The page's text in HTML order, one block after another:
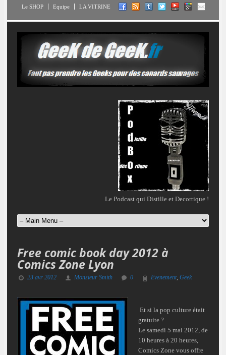
Le SHOP Equipe LA VITRINE
Le Podcast qui Distille et Decortique !
Free comic book day 2012 à
Comics Zone Lyon
23 avr 2012 Monsieur Smith 0 Evenement, Geek
Et si la pop culture était
gratuite ?
Le samedi 5 mai 2012, de
10 heures à 20 heures,
Comics Zone vous offre